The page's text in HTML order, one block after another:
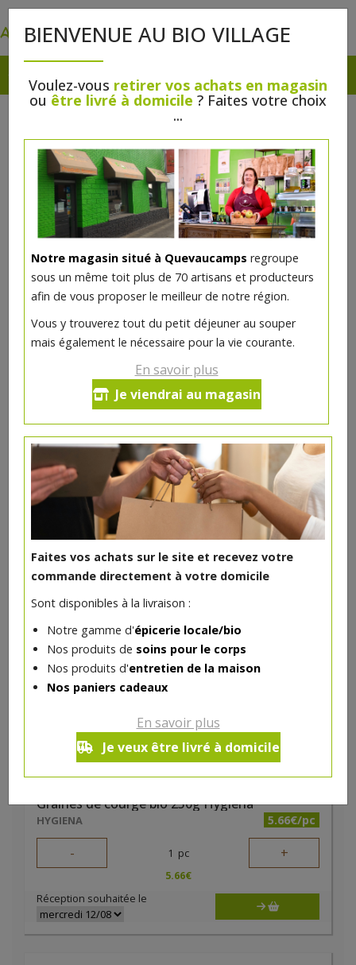
BIENVENUE AU BIO VILLAGE
Voulez-vous retirer vos achats en magasin
ou être livré à domicile ? Faites votre choix
...
Notre magasin situé à Quevaucamps regroupe
sous un même toit plus de 70 artisans et producteurs
afin de vous proposer le meilleur de notre région.
Vous y trouverez tout du petit déjeuner au souper
mais également le nécessaire pour la vie courante.
En savoir plus
Je viendrai au magasin
Faites vos achats sur le site et recevez votre
commande directement à votre domicile
Sont disponibles à la livraison :
Notre gamme d'épicerie locale/bio
Nos produits de soins pour le corps
Nos produits d'entretien de la maison
Nos paniers cadeaux
En savoir plus
Je veux être livré à domicile
Graines de chia bio 400g
- 1 pc +
5.29€
Réception souhaitée le
DANS LA MÊME CATÉGORIE ...
Graines de courge bio 250g Hygiena
HYGIENA 5.66€/pc
- 1 pc +
5.66€
Réception souhaitée le